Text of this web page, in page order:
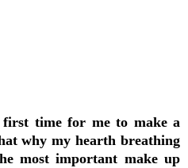
time for me to make a
why my hearth breathing
most important make up